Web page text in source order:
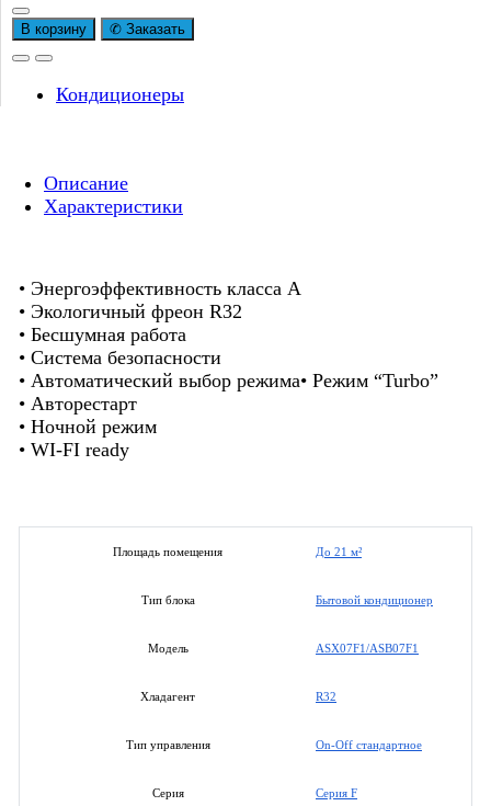
В корзину ✆ Заказать
Кондиционеры
Описание
Характеристики
• Энергоэффективность класса А
• Экологичный фреон R32
• Бесшумная работа
• Система безопасности
• Автоматический выбор режима• Режим “Turbo”
• Авторестарт
• Ночной режим
• WI-FI ready
Площадь помещения До 21 м²
Тип блока Бытовой кондиционер
Модель ASX07F1/ASB07F1
Хладагент R32
Тип управления On-Off стандартное
Серия Серия F